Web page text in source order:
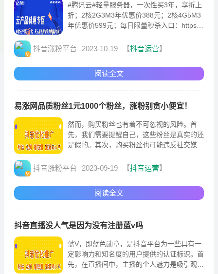
#腾讯云#轻量服务器，一次性买3年，享折上
折；2核2G3M3年优惠价388元；2核4G5M3
年优惠价599元；每日限量秒杀入口：https://
议一次性买3年，免得续费贵。往下拉，找到
服...
抖音涨粉平台 2023-10-19 【抖音运营】
阅读全文
易涨网品质粉丝1元1000个粉丝，涨粉别贪小便宜！
然而，购买粉丝也有着不可忽视的风险。首
先，我们需要提醒自己，这些粉丝是真实的还
是假的。其次，购买粉丝也可能违反社交媒体
定了购买粉丝是不被允许的行为，一旦被发现
而，在购买粉丝时，我们不能贪图小便宜，而
是应该更加关注品质和真实...
抖音涨粉平台 2023-09-19 【抖音运营】
阅读全文
抖音直播没人气是因为没有注册蓝v吗
蓝V，即蓝色勋章，是抖音平台为一些具有一
定影响力和知名度的用户提供的认证标识。首
先，在直播间中，主播的个人魅力是吸引观众